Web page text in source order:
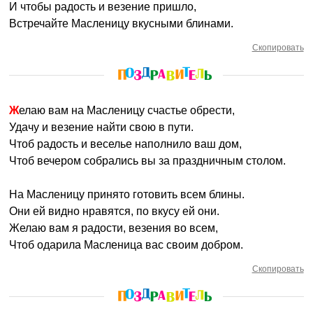
И чтобы радость и везение пришло,
Встречайте Масленицу вкусными блинами.
Скопировать
Желаю вам на Масленицу счастье обрести,
Удачу и везение найти свою в пути.
Чтоб радость и веселье наполнило ваш дом,
Чтоб вечером собрались вы за праздничным столом.
На Масленицу принято готовить всем блины.
Они ей видно нравятся, по вкусу ей они.
Желаю вам я радости, везения во всем,
Чтоб одарила Масленица вас своим добром.
Скопировать